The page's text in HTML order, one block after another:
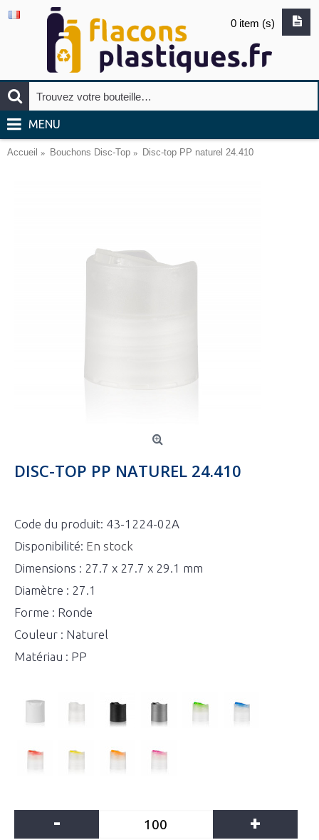
0 item (s)
MENU
Accueil Bouchons Disc-Top Disc-top PP naturel 24.410
DISC-TOP PP NATUREL 24.410
Code du produit: 43-1224-02A
Disponibilité: En stock
Dimensions : 27.7 x 27.7 x 29.1 mm
Diamètre : 27.1
Forme : Ronde
Couleur : Naturel
Matériau : PP
- +